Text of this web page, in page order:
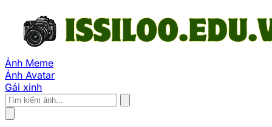
Ảnh Meme
Ảnh Avatar
Gái xinh